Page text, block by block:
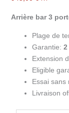
Arrière bar 3
Plage de
Garantie: 2
Extension
Eligible
Essai sans
Livraison